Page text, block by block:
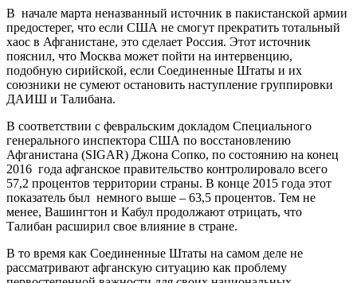
В начале марта неназванный источник в пакистанской армии
предостерег, что если США не смогут прекратить тотальный
хаос в Афганистане, это сделает Россия. Этот источник
пояснил, что Москва может пойти на интервенцию,
подобную сирийской, если Соединенные Штаты и их
союзники не сумеют остановить наступление группировки
ДАИШ и Талибана.
В соответствии с февральским докладом Специального
генерального инспектора США по восстановлению
Афганистана (SIGAR) Джона Сопко, по состоянию на конец
2016 года афганское правительство контролировало всего
57,2 процентов территории страны. В конце 2015 года этот
показатель был немного выше – 63,5 процентов. Тем не
менее, Вашингтон и Кабул продолжают отрицать, что
Талибан расширил свое влияние в стране.
В то время как Соединенные Штаты на самом деле не
рассматривают афганскую ситуацию как проблему